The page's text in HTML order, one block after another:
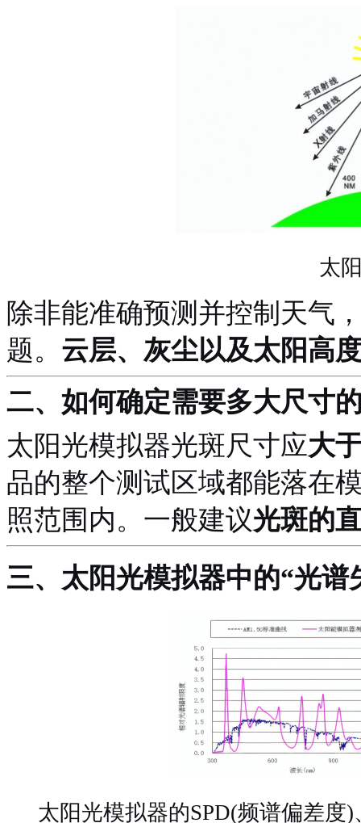
太
除非能准确预测并控制天气
题。 云层、灰尘以及太阳高
二、 如何确定需要多大尺寸
太阳光模拟器光斑尺寸应大
品的整个测试区域都能落在
照范围内。一般建议光斑的
三、 太阳光模拟器中的“光谱
太阳光模拟器的SPD(频谱偏差度